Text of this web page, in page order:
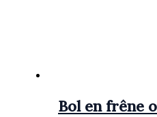
Bol en frêne